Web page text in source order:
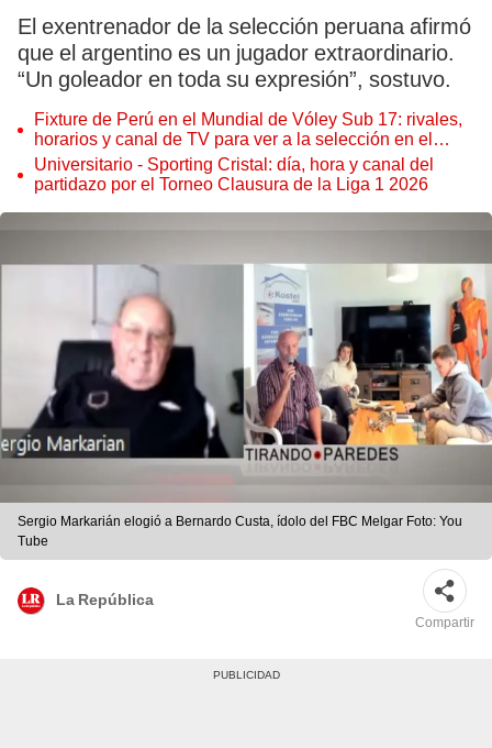
El exentrenador de la selección peruana afirmó
que el argentino es un jugador extraordinario.
“Un goleador en toda su expresión”, sostuvo.
Fixture de Perú en el Mundial de Vóley Sub 17: rivales,
horarios y canal de TV para ver a la selección en el
torneo
Universitario - Sporting Cristal: día, hora y canal del
partidazo por el Torneo Clausura de la Liga 1 2026
Sergio Markarián elogió a Bernardo Custa, ídolo del FBC Melgar Foto: You
Tube
La República
Compartir